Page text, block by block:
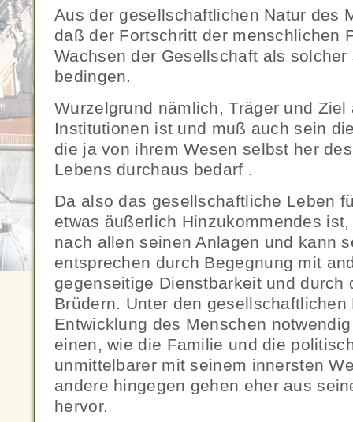
Aus der gesellschaftlichen Natur des
daß der Fortschritt der menschlichen
Wachsen der Gesellschaft als
bedingen.
Wurzelgrund nämlich, Träger und
Institutionen ist und muß auch sein
die ja von ihrem Wesen selbst her
Lebens durchaus bedarf .
Da also das gesellschaftliche Leben
etwas äußerlich Hinzukommendes
nach allen seinen Anlagen und kann
entsprechen durch Begegnung mit
gegenseitige Dienstbarkeit und durch
Brüdern. Unter den
Entwicklung des Menschen
einen, wie die Familie und die
unmittelbarer mit seinem innersten
andere hingegen gehen eher aus
hervor.